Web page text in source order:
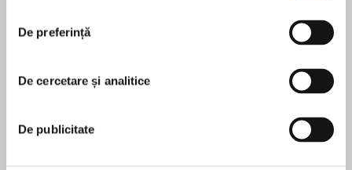
De preferință
De cercetare și analitice
De publicitate
Savanna Gray needs a do-over. Her “perfect”
life unraveled when, to her absolute shock, her
husband was arrested for attacking three
two children to Silver Springs to seek refuge
between the walls of a farmhouse her late
În acest moment nu există recenzii
Brenda Novak
New York Times bestselling author Brenda Novak
has written over 80 novels. An eight-time Rita